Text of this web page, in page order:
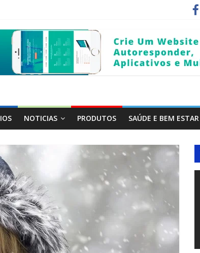
INTERNET
NOTICIAS PRODUTOS SAÚDE E BEM ESTAR